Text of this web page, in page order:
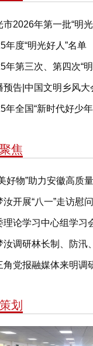
市2026年第一批“明
年度“明光好人”名单
焦
汝开展“八一”走访慰
理论学习中心组学习
角党报融媒体来明调
划